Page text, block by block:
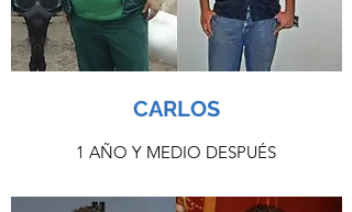
CARLOS
1 AÑO Y MEDIO DESPUÉS